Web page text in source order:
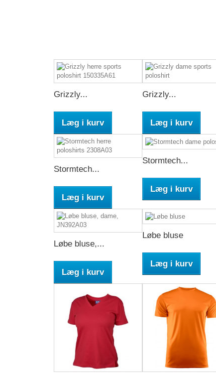
Grizzly...
Læg i kurv
Grizzly...
Læg i kurv
Stormtech...
Læg i kurv
Stormtech...
Læg i kurv
Løbe bluse,...
Læg i kurv
Løbe bluse
Læg i kurv